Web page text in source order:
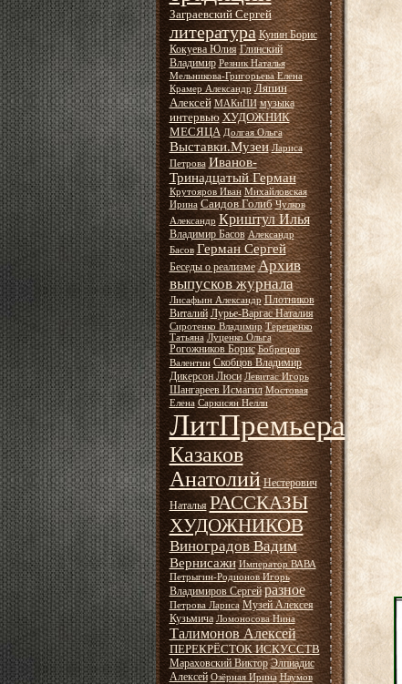
Заграевский Сергей
литература Кунин Борис
Кокуева Юлия Глинский
Владимир Резник Наталья
Мельникова-Григорьева Елена
Крамер Александр Ляпин
Алексей МАКиПИ музыка
интервью ХУДОЖНИК
МЕСЯЦА Долгая Ольга
Выставки.Музеи Лариса
Петрова Иванов-
Тринадцатый Герман
Крутояров Иван Михайловская
Ирина Саидов Голиб Чулков
Александр Криштул Илья
Владимир Басов Александр
Басов Герман Сергей
Беседы о реализме Архив
выпусков журнала
Лисафьин Александр Плотников
Виталий Лурье-Варгас Наталия
Сиротенко Владимир Терещенко
Татьяна Луценко Ольга
Рогожников Борис Бобрецов
Валентин Скобцов Владимир
Дикерсон Люси Левитас Игорь
Шангареев Исмагил Мостовая
Елена Саркисян Нелли
ЛитПремьера
Казаков
Анатолий Нестерович
Наталья РАССКАЗЫ
ХУДОЖНИКОВ
Виноградов Вадим
Вернисажи Император ВАВА
Петрыгин-Родионов Игорь
Владимиров Сергей разное
Петрова Лариса Музей Алексея
Кузьмича Ломоносова Нина
Талимонов Алексей
ПЕРЕКРЁСТОК ИСКУССТВ
Мараховский Виктор Элпиадис
Алексей Озёрная Ирина Наумов